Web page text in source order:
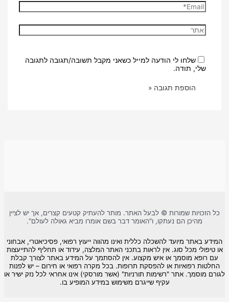
Email*
אתר
שלחו לי הודעה למייל כשאני מקבל תשובה/תגובה לתגובה
שלי, תודה.
כל הזכויות שמורות © לבעל האתר. מותר להעתיק קטעים קצרים, אך יש לציין
מהיכן הם נעתקו, ו"האומר דבר בשם אומרו מביא גאולה לעולם".
המידע באתר מיועד להשכלה כללית ואינו מהווה ייעוץ רפואי, פסיכיאטרי, אבחוני
או טיפולי מכל סוג. אין לראות בתכני האתר המלצה, עידוד או תחליף להתייעצות
עם רופא מוסמך או איש מקצוע. אין להסתמך על המידע באתר לצורך קבלת
החלטות רפואיות או להפסקת תרופות. בכל מקרה רפואי או חירום – יש לפנות
לגורם מוסמך. אתר "רשימות תורניות" (אשר מורסקי) אינו אחראי לכל נזק ישיר או
עקיף שייגרם משימוש במידע המופיע בו.